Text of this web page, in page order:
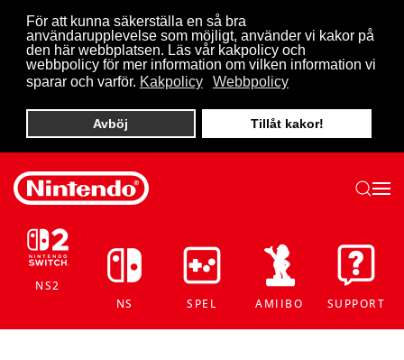
För att kunna säkerställa en så bra
användarupplevelse som möjligt, använder vi kakor på
den här webbplatsen. Läs vår kakpolicy och
webbpolicy för mer information om vilken information vi
sparar och varför. Kakpolicy Webbpolicy
Avböj Tillåt kakor!
Skip to main content
NS2
NS
SPEL AMIIBO SUPPORT